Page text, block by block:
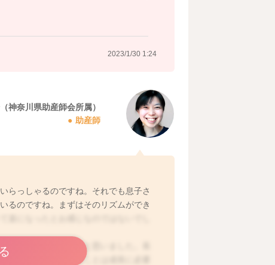
2023/1/30 1:24
神奈川県助産師会所属）
助産師
らっしゃるのですね。それでも息子さ
るのですね。まずはそのリズムができ
とってはよい環境だと思いました。長
く眠れているということは成長に必要